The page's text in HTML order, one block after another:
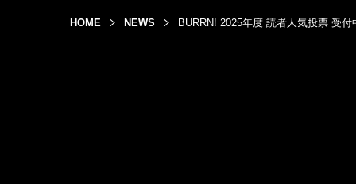
HOME NEWS BURRN! 2025年度 読者人気投票 受付